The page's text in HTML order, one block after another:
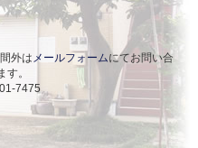
外は メールフォームにてお問い合
。
7475